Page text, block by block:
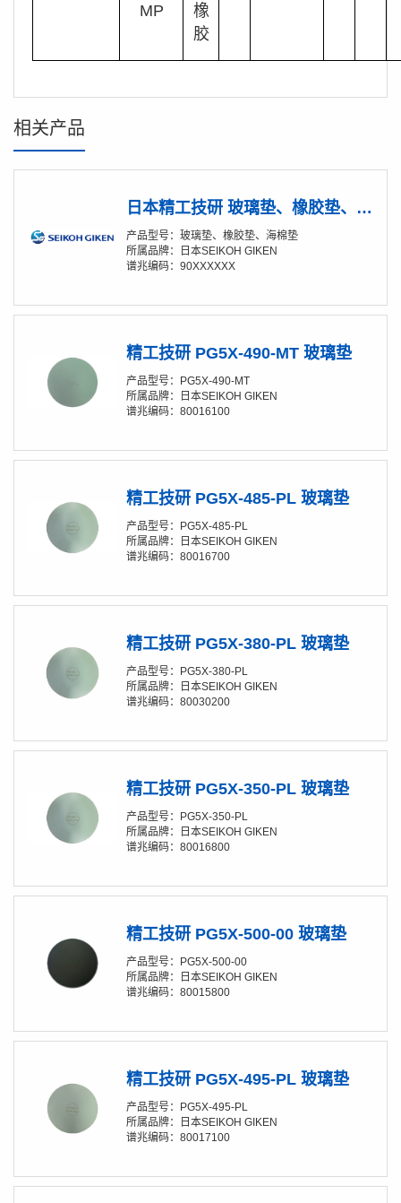
MP
橡
胶
相关产品
日本精工技研 玻璃垫、橡胶垫、海棉垫 产品综述
产品型号：玻璃垫、橡胶垫、海棉垫
所属品牌：日本SEIKOH GIKEN
谱兆编码：90XXXXXX
精工技研 PG5X-490-MT 玻璃垫
产品型号：PG5X-490-MT
所属品牌：日本SEIKOH GIKEN
谱兆编码：80016100
精工技研 PG5X-485-PL 玻璃垫
产品型号：PG5X-485-PL
所属品牌：日本SEIKOH GIKEN
谱兆编码：80016700
精工技研 PG5X-380-PL 玻璃垫
产品型号：PG5X-380-PL
所属品牌：日本SEIKOH GIKEN
谱兆编码：80030200
精工技研 PG5X-350-PL 玻璃垫
产品型号：PG5X-350-PL
所属品牌：日本SEIKOH GIKEN
谱兆编码：80016800
精工技研 PG5X-500-00 玻璃垫
产品型号：PG5X-500-00
所属品牌：日本SEIKOH GIKEN
谱兆编码：80015800
精工技研 PG5X-495-PL 玻璃垫
产品型号：PG5X-495-PL
所属品牌：日本SEIKOH GIKEN
谱兆编码：80017100